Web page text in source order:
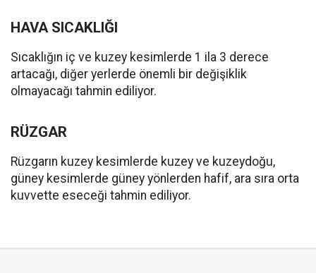
HAVA SICAKLIĞI
Sıcaklığın iç ve kuzey kesimlerde 1 ila 3 derece
artacağı, diğer yerlerde önemli bir değişiklik
olmayacağı tahmin ediliyor.
RÜZGAR
Rüzgarın kuzey kesimlerde kuzey ve kuzeydoğu,
güney kesimlerde güney yönlerden hafif, ara sıra orta
kuvvette eseceği tahmin ediliyor.